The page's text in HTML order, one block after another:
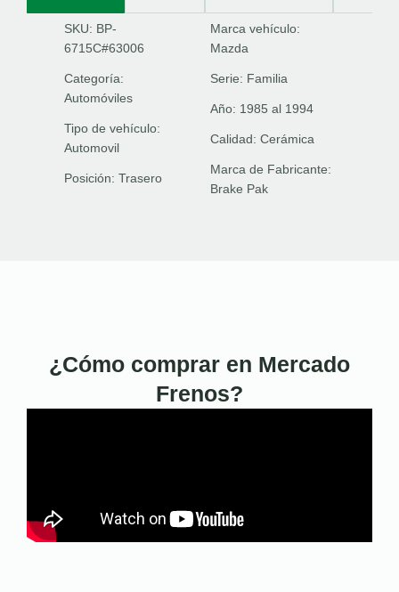
SKU: BP-
6715C#63006
Categoría:
Automóviles
Tipo de vehículo:
Automovil
Posición: Trasero
Marca vehículo:
Mazda
Serie: Familia
Año: 1985 al 1994
Calidad: Cerámica
Marca de Fabricante:
Brake Pak
¿Cómo comprar en Mercado
Frenos?